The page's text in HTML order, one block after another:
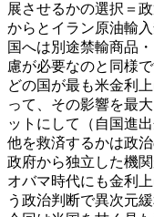
展させるかの選択＝
からとイラン原油輸
国へは別途禁輸商品
慮が必要なのと同様で
どの国が最も米金利
って、その影響を最
ットにして（自国進
他を救済するかは政
政府から独立した機
オバマ時代にも金利
う政治判断で異次元